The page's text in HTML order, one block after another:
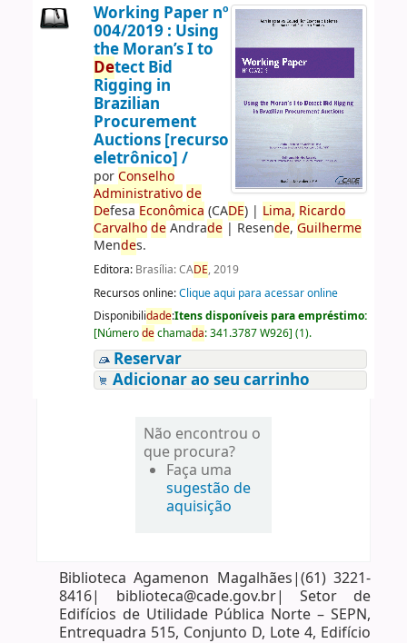
Working Paper nº
004/2019 : Using
the Moran’s I to
Detect Bid
Rigging in
Brazilian
Procurement
Auctions [recurso
eletrônico] /
porConselho
Administrativo de
Defesa Econômica (CADE)| Lima, Ricardo
Carvalho deAndrade| Resende, Guilherme
Mendes.
Editora: Brasília: CADE, 2019
Recursos online:Clique aqui para acessar online
Disponibilidade:Itens disponíveis para empréstimo:
[Númerodechamada:341.3787 W926] (1).
Reservar
Adicionar ao seu carrinho
Não encontrou o
que procura?
Faça uma
sugestão de
aquisição
Biblioteca Agamenon Magalhães|(61) 3221-
8416| biblioteca@cade.gov.br| Setor de
Edifícios de Utilidade Pública Norte – SEPN,
Entrequadra 515, Conjunto D, Lote 4, Edifício